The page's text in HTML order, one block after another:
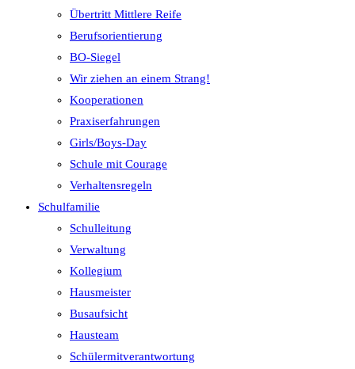
Übertritt Mittlere Reife
Berufsorientierung
BO-Siegel
Wir ziehen an einem Strang!
Kooperationen
Praxiserfahrungen
Girls/Boys-Day
Schule mit Courage
Verhaltensregeln
Schulfamilie
Schulleitung
Verwaltung
Kollegium
Hausmeister
Busaufsicht
Hausteam
Schülermitverantwortung